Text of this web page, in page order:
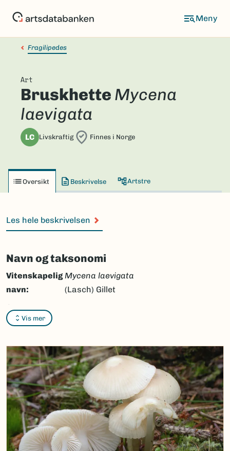
Fragilipedes
Art
Bruskhette Mycena
laevigata
LC Livskraftig Finnes i Norge
Oversikt Beskrivelse Artstre
Les hele beskrivelsen
Navn og taksonomi
Vis mer
Vitenskapelig
navn:
Mycena laevigata
(Lasch) Gillet
Synonymer:
Bokmål:bruskhette
Nynorsk:bruskhette
Nordsamisk/Davvisámegiella: Ingen
Vitenskapelig navn ID:
Takson ID:36627
Gå til Nortaxa for flere detaljer
(Ekstern lenke)